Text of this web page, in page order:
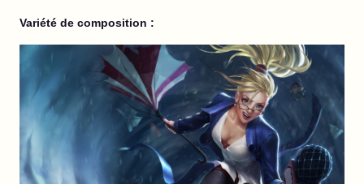
Variété de composition :